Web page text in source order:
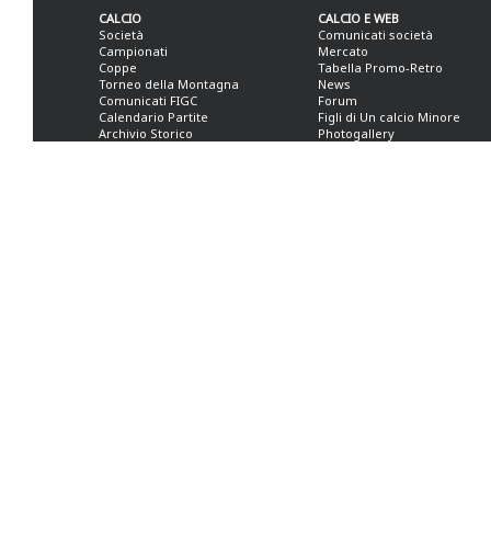
CALCIO
Società
Campionati
Coppe
Torneo della Montagna
Comunicati FIGC
Calendario Partite
Archivio Storico
CALCIO E WEB
Comunicati società
Mercato
Tabella Promo-Retro
News
Forum
Figli di Un calcio Minore
Photogallery